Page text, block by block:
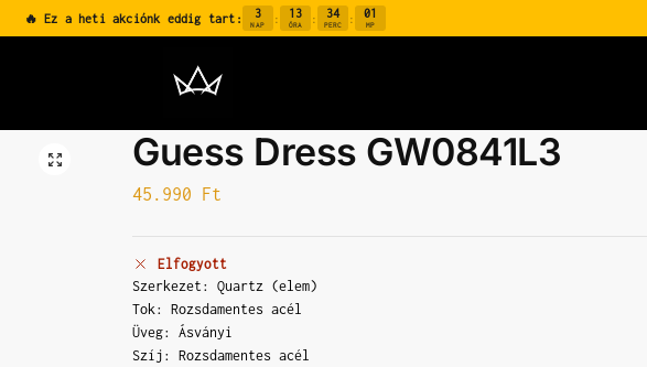
🔥 Ez a heti akciónk eddig tart: 3
NAP : 13
ÓRA : 34
PERC : 00
MP
Guess Dress GW0841L3
45.990 Ft
Elfogyott
Szerkezet: Quartz (elem)
Tok: Rozsdamentes acél
Üveg: Ásványi
Szíj: Rozsdamentes acél